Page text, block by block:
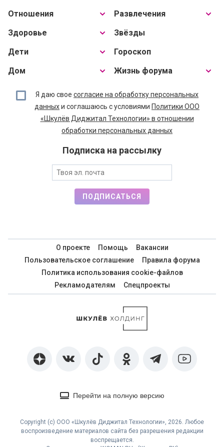
Отношения
Здоровье
Дети
Дом
Развлечения
Звёзды
Гороскоп
Жизнь форума
Я даю свое согласие на обработку персональных
данныхи соглашаюсь с условиями Политики ООО
«Шкулёв Диджитал Технологии» в отношении
обработки персональных данных
Подписка на рассылку
ПОДПИСАТЬСЯ
О проекте Помощь
Вакансии
Пользовательское соглашение
Правила форума
Политика использования cookie-файлов
Рекламодателям
Спецпроекты
Перейти на полную версию
Copyright (с) ООО «Шкулёв Диджитал Технологии», 2026. Любое
воспроизведение материалов сайта без разрешения редакции
воспрещается.